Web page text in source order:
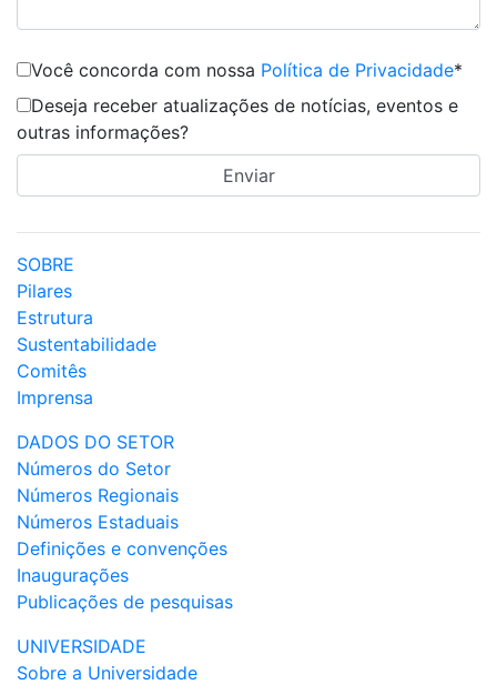
Você concorda com nossa Política de Privacidade*
Deseja receber atualizações de notícias, eventos e
outras informações?
SOBRE
Pilares
Estrutura
Sustentabilidade
Comitês
Imprensa
DADOS DO SETOR
Números do Setor
Números Regionais
Números Estaduais
Definições e convenções
Inaugurações
Publicações de pesquisas
UNIVERSIDADE
Sobre a Universidade